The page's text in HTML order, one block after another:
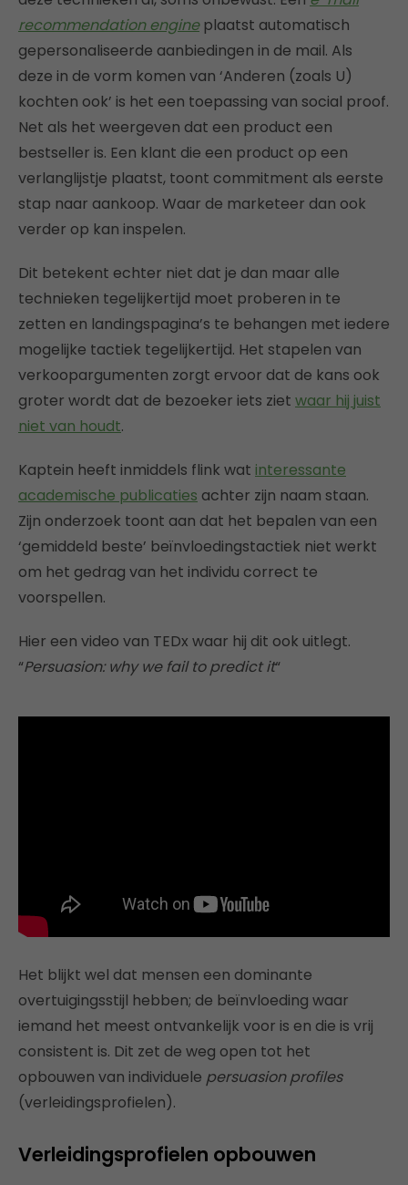
recommendation engineplaatst automatisch
gepersonaliseerde aanbiedingen in de mail. Als
deze in de vorm komen van ‘Anderen (zoals U)
kochten ook’ is het een toepassing van social proof.
Net als het weergeven dat een product een
bestseller is. Een klant die een product op een
verlanglijstje plaatst, toont commitment als eerste
stap naar aankoop. Waar de marketeer dan ook
verder op kan inspelen.
Dit betekent echter niet dat je dan maar alle
technieken tegelijkertijd moet proberen in te
zetten en landingspagina’s te behangen met iedere
mogelijke tactiek tegelijkertijd. Het stapelen van
verkoopargumenten zorgt ervoor dat de kans ook
groter wordt dat de bezoeker iets ziet waar hij juist
niet van houdt.
Kaptein heeft inmiddels flink wat interessante
academische publicaties achter zijn naam staan.
Zijn onderzoek toont aan dat het bepalen van een
‘gemiddeld beste’ beïnvloedingstactiek niet werkt
om het gedrag van het individu correct te
voorspellen.
Hier een video van TEDx waar hij dit ook uitlegt.
“Persuasion: why we fail to predict it“
Het blijkt wel dat mensen een dominante
overtuigingsstijl hebben; de beïnvloeding waar
iemand het meest ontvankelijk voor is en die is vrij
consistent is. Dit zet de weg open tot het
opbouwen van individuele persuasion profiles
(verleidingsprofielen).
Verleidingsprofielen opbouwen